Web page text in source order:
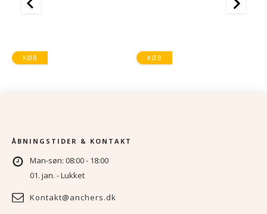
KØB KØB
ÅBNINGSTIDER & KONTAKT
Man-søn: 08:00 - 18:00
01. jan. - Lukket
Kontakt@anchers.dk